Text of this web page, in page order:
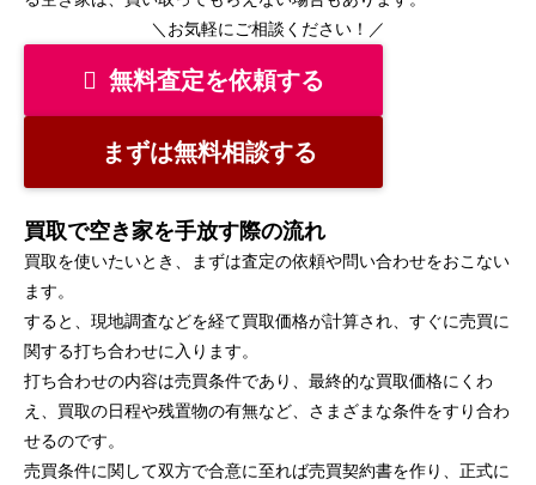
＼お気軽にご相談ください！／
無料査定を依頼する
まずは無料相談する
買取で空き家を手放す際の流れ
買取を使いたいとき、まずは査定の依頼や問い合わせをおこない
ます。
すると、現地調査などを経て買取価格が計算され、すぐに売買に
関する打ち合わせに入ります。
打ち合わせの内容は売買条件であり、最終的な買取価格にくわ
え、買取の日程や残置物の有無など、さまざまな条件をすり合わ
せるのです。
売買条件に関して双方で合意に至れば売買契約書を作り、正式に